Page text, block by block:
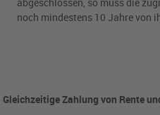
abgeschlossen, so muss die
noch mindestens 10 Jahre von
Gleichzeitige Zahlung von Rente